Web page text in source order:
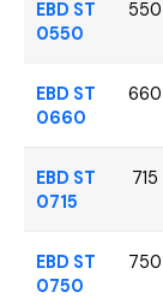
EBD ST
0550
550
EBD ST
0660
660
EBD ST
0715
715
EBD ST
0750
750